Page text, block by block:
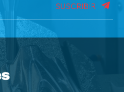
SUSCRIBIR